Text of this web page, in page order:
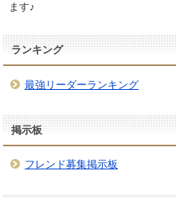
ます♪
ランキング
最強リーダーランキング
掲示板
フレンド募集掲示板